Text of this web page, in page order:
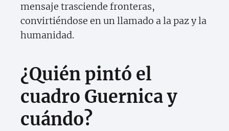
mensaje trasciende fronteras,
convirtiéndose en un llamado a la paz y la
humanidad.
¿Quién pintó el
cuadro Guernica y
cuándo?